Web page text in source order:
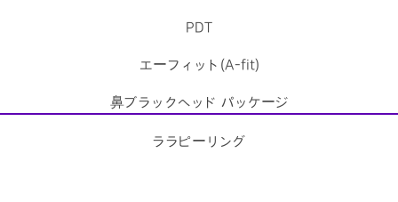
PDT
エーフィット(A-fit)
鼻ブラックヘッド パッケージ
ララピーリング